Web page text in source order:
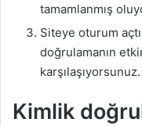
tamamlanmış
Siteye oturum
doğrulamanın
karşılaşıyorsunuz.
Kimlik